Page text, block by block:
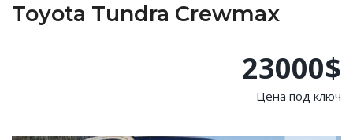
Toyota Tundra Crewmax
23000$
Цена под ключ